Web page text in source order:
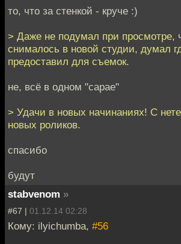
то, что за стенкой - круче :)
> Даже не подумал при просмотре,
снималось в новой студии, думал
предоставил для съемок.
не, всё в одном "сарае"
> Удачи в новых начинаниях! С
новых роликов.
спасибо
будут
stabvenom »
#67 | 01.12.14 02:28
Кому: ilyichumba, #56